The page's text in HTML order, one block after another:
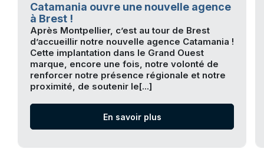
Catamania ouvre une nouvelle agence
à Brest !
Après Montpellier, c’est au tour de Brest
d’accueillir notre nouvelle agence Catamania !
Cette implantation dans le Grand Ouest
marque, encore une fois, notre volonté de
renforcer notre présence régionale et notre
proximité, de soutenir le[...]
En savoir plus